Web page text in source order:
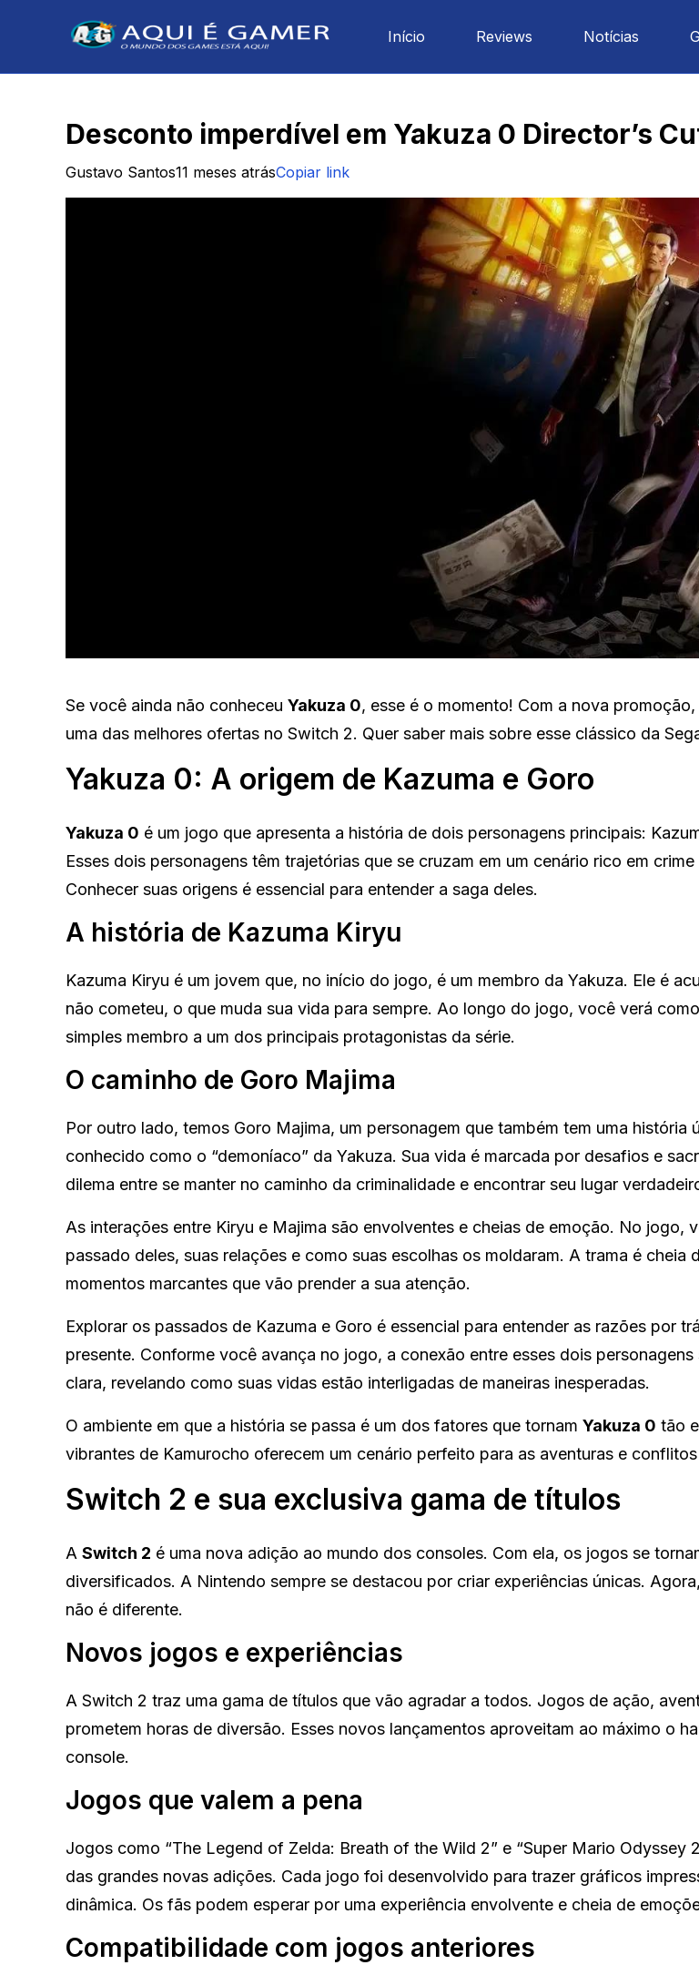
Início Reviews Notícias
Desconto imperdível em Yakuza 0 Director’s
Gustavo Santos11 meses atrásCopiar link
Se você ainda não conheceu Yakuza 0, esse é o momento! Com a nova
uma das melhores ofertas no Switch 2. Quer saber mais sobre esse clássico da
Yakuza 0: A origem de Kazuma e Goro
Yakuza 0 é um jogo que apresenta a história de dois personagens principais:
Esses dois personagens têm trajetórias que se cruzam em um cenário rico em
Conhecer suas origens é essencial para entender a saga deles.
A história de Kazuma Kiryu
Kazuma Kiryu é um jovem que, no início do jogo, é um membro da Yakuza. Ele é
não cometeu, o que muda sua vida para sempre. Ao longo do jogo, você verá
simples membro a um dos principais protagonistas da série.
O caminho de Goro Majima
Por outro lado, temos Goro Majima, um personagem que também tem uma história
conhecido como o “demoníaco” da Yakuza. Sua vida é marcada por desafios e
dilema entre se manter no caminho da criminalidade e encontrar seu lugar
As interações entre Kiryu e Majima são envolventes e cheias de emoção. No jogo,
passado deles, suas relações e como suas escolhas os moldaram. A trama é cheia
momentos marcantes que vão prender a sua atenção.
Explorar os passados de Kazuma e Goro é essencial para entender as razões por
presente. Conforme você avança no jogo, a conexão entre esses dois personagens
clara, revelando como suas vidas estão interligadas de maneiras inesperadas.
O ambiente em que a história se passa é um dos fatores que tornam Yakuza 0 tão
vibrantes de Kamurocho oferecem um cenário perfeito para as aventuras e
Switch 2 e sua exclusiva gama de títulos
A Switch 2 é uma nova adição ao mundo dos consoles. Com ela, os jogos se
diversificados. A Nintendo sempre se destacou por criar experiências únicas.
não é diferente.
Novos jogos e experiências
A Switch 2 traz uma gama de títulos que vão agradar a todos. Jogos de ação,
prometem horas de diversão. Esses novos lançamentos aproveitam ao máximo o
console.
Jogos que valem a pena
Jogos como “The Legend of Zelda: Breath of the Wild 2” e “Super Mario Odyssey
das grandes novas adições. Cada jogo foi desenvolvido para trazer gráficos
dinâmica. Os fãs podem esperar por uma experiência envolvente e cheia de
Compatibilidade com jogos anteriores